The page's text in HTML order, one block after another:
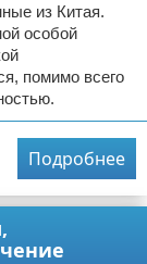
из Китая.
особой
помимо всего
Подробнее